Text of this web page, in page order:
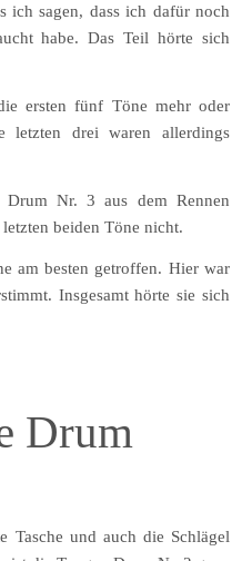
ich sagen, dass ich dafür noch
habe. Das Teil hörte sich
ersten fünf Töne mehr oder
letzten drei waren allerdings
Drum Nr. 3 aus dem Rennen
beiden Töne nicht.
am besten getroffen. Hier war
Insgesamt hörte sie sich
Drum
Tasche und auch die Schlägel